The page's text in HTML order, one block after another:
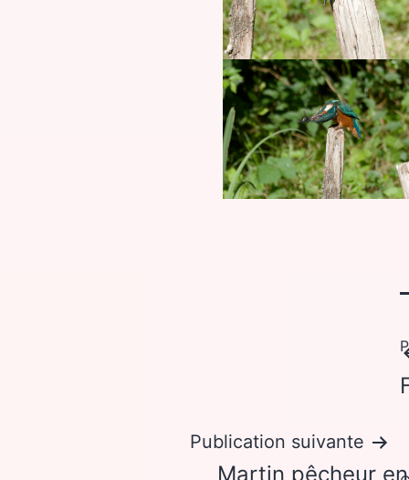
Publication suivante
Martin pêcheur